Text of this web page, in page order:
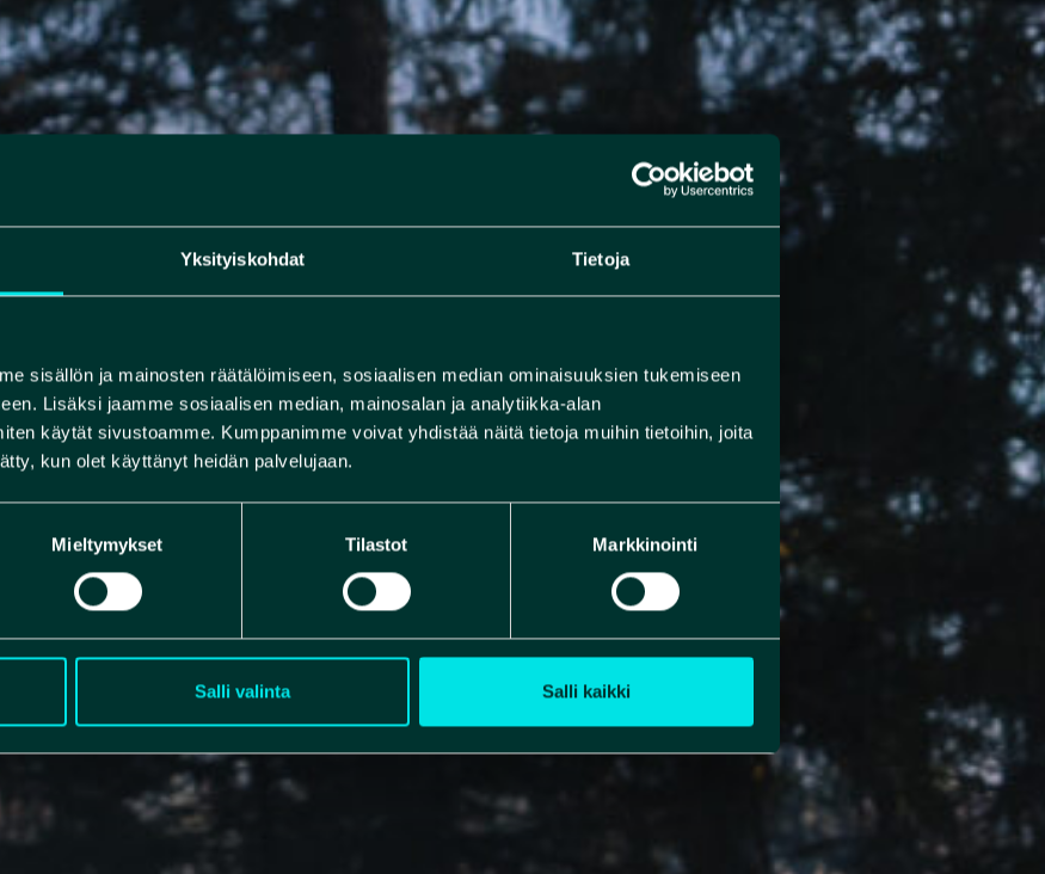
Yksityiskohdat Tietoja
sisällön ja mainosten räätälöimiseen, sosiaalisen median ominaisuuksien tukemiseen
Lisäksi jaamme sosiaalisen median, mainosalan ja analytiikka-alan
käytät sivustoamme. Kumppanimme voivat yhdistää näitä tietoja muihin tietoihin, joita
kun olet käyttänyt heidän palvelujaan.
Mieltymykset Tilastot Markkinointi
Salli valinta Salli kaikki